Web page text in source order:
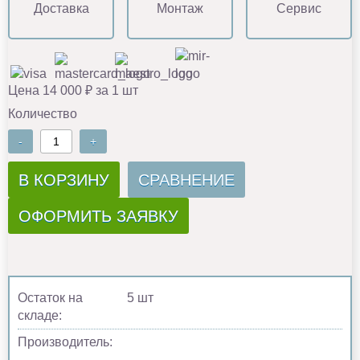
Доставка Монтаж Сервис
Цена 14 000 ₽ за 1 шт
Количество
- +
В КОРЗИНУ СРАВНЕНИЕ
ОФОРМИТЬ ЗАЯВКУ
Остаток на
складе:
5 шт
Производитель: